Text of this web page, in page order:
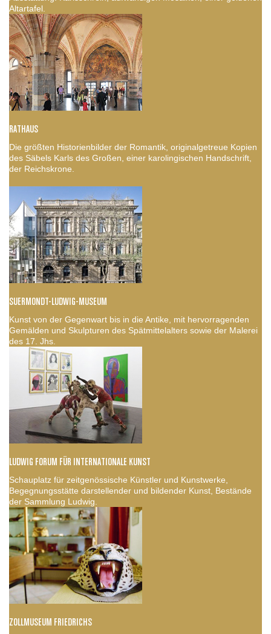
Altartafel.
RATHAUS
Die größten Historienbilder der Romantik, originalgetreue Kopien
des Säbels Karls des Großen, einer karolingischen Handschrift,
der Reichskrone.
SUERMONDT-LUDWIG-MUSEUM
Kunst von der Gegenwart bis in die Antike, mit hervorragenden
Gemälden und Skulpturen des Spätmittelalters sowie der Malerei
des 17. Jhs.
LUDWIG FORUM FÜR INTERNATIONALE KUNST
Schauplatz für zeitgenössische Künstler und Kunstwerke,
Begegnungsstätte darstellender und bildender Kunst, Bestände
der Sammlung Ludwig.
ZOLLMUSEUM FRIEDRICHS